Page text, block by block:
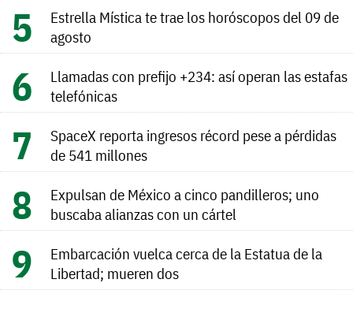
Estrella Mística te trae los horóscopos del 09 de
agosto
Llamadas con prefijo +234: así operan las estafas
telefónicas
SpaceX reporta ingresos récord pese a pérdidas
de 541 millones
Expulsan de México a cinco pandilleros; uno
buscaba alianzas con un cártel
Embarcación vuelca cerca de la Estatua de la
Libertad; mueren dos